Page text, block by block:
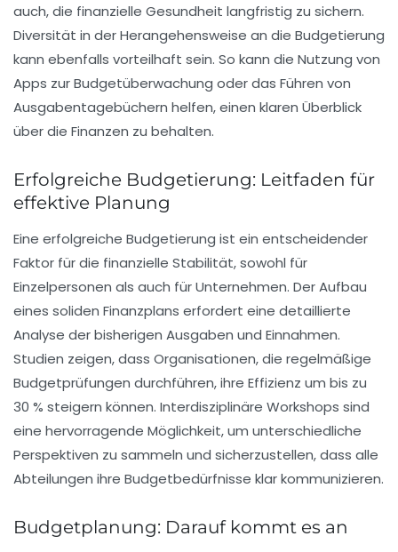
auch, die finanzielle Gesundheit langfristig zu sichern.
Diversität in der Herangehensweise an die Budgetierung
kann ebenfalls vorteilhaft sein. So kann die Nutzung von
Apps zur Budgetüberwachung oder das Führen von
Ausgabentagebüchern helfen, einen klaren Überblick
über die Finanzen zu behalten.
Erfolgreiche Budgetierung: Leitfaden für
effektive Planung
Eine erfolgreiche Budgetierung ist ein entscheidender
Faktor für die finanzielle Stabilität, sowohl für
Einzelpersonen als auch für Unternehmen. Der Aufbau
eines soliden Finanzplans erfordert eine detaillierte
Analyse der bisherigen Ausgaben und Einnahmen.
Studien zeigen, dass Organisationen, die regelmäßige
Budgetprüfungen durchführen, ihre Effizienz um bis zu
30 % steigern können. Interdisziplinäre Workshops sind
eine hervorragende Möglichkeit, um unterschiedliche
Perspektiven zu sammeln und sicherzustellen, dass alle
Abteilungen ihre Budgetbedürfnisse klar kommunizieren.
Budgetplanung: Darauf kommt es an